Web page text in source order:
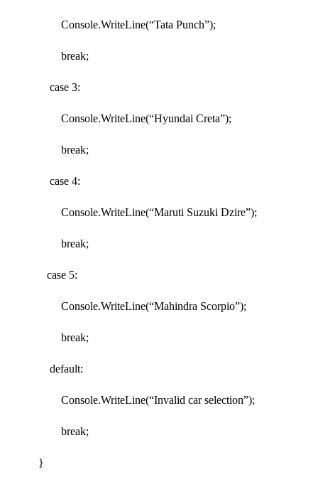
Console.WriteLine(“Tata Punch”);
break;
case 3:
Console.WriteLine(“Hyundai Creta”);
break;
case 4:
Console.WriteLine(“Maruti Suzuki Dzire”);
break;
case 5:
Console.WriteLine(“Mahindra Scorpio”);
break;
default:
Console.WriteLine(“Invalid car selection”);
break;
}